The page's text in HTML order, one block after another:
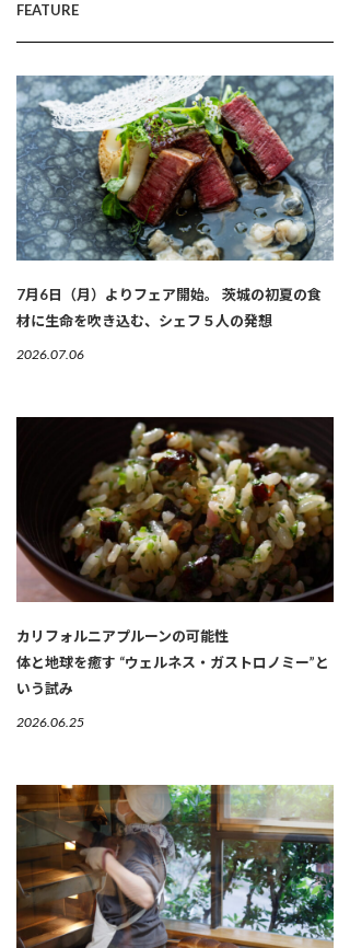
FEATURE
7月6日（月）よりフェア開始。 茨城の初夏の食
材に生命を吹き込む、シェフ５人の発想
2026.07.06
カリフォルニアプルーンの可能性
体と地球を癒す “ウェルネス・ガストロノミー”と
いう試み
2026.06.25